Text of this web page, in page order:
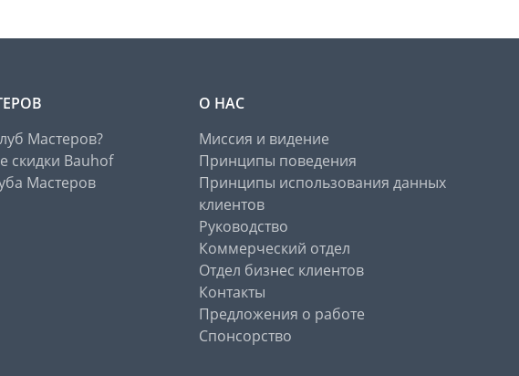
Мастеров?
скидки Bauhof
Мастеров
О НАС
Миссия и видение
Принципы поведения
Принципы использования данных
клиентов
Руководство
Коммерческий отдел
Отдел бизнес клиентов
Контакты
Предложения о работе
Спонсорство